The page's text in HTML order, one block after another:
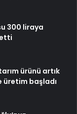
300 liraya
ürünü artık
üretim başladı